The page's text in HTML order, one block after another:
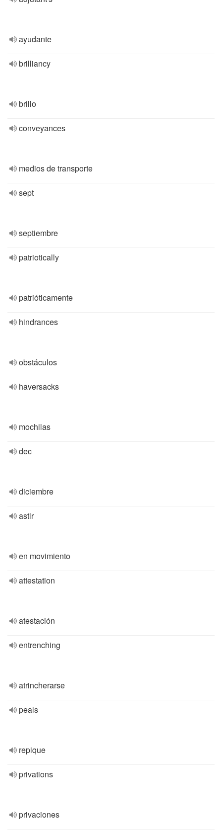
ayudante
brilliancy
brillo
conveyances
medios de transporte
sept
septiembre
patriotically
patrióticamente
hindrances
obstáculos
haversacks
mochilas
dec
diciembre
astir
en movimiento
attestation
atestación
entrenching
atrincherarse
peals
repique
privations
privaciones